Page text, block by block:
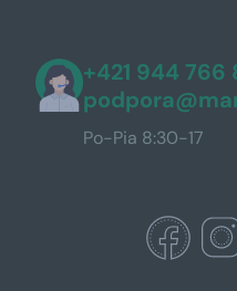
+421 944 766
Po-Pia 8:30-17